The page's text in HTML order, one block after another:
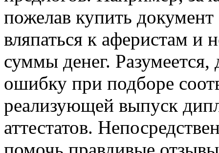
пожелав купить
вляпаться к аферистам и
суммы денег.
ошибку при подборе
реализующей выпуск
аттестатов.